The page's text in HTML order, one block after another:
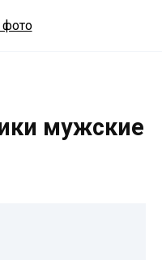
мужские